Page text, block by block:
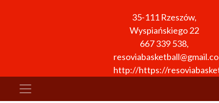
35-111 Rzeszów,
Wyspiańskiego 22
667 339 538,
http://https://